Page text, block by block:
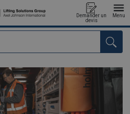
Demander un
devis
Menu